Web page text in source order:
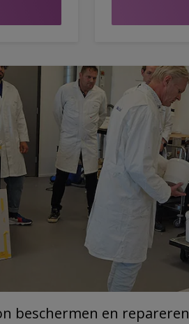
beschermen en repareren